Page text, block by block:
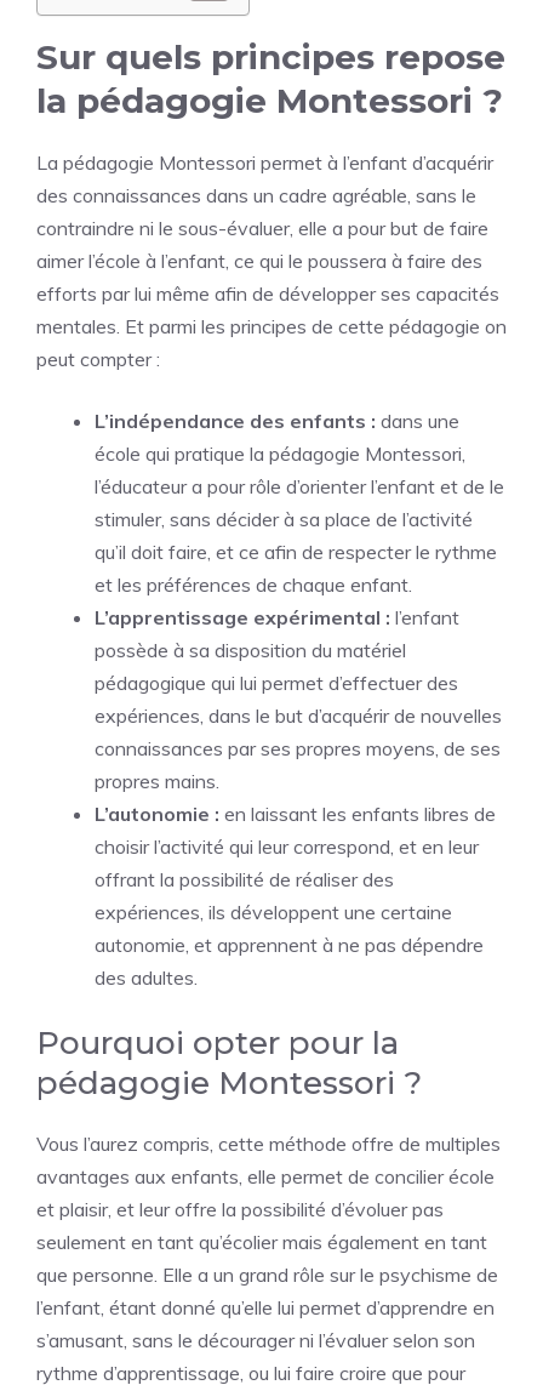
Sur quels principes repose
la pédagogie Montessori ?
La pédagogie Montessori permet à l’enfant d’acquérir
des connaissances dans un cadre agréable, sans le
contraindre ni le sous-évaluer, elle a pour but de faire
aimer l’école à l’enfant, ce qui le poussera à faire des
efforts par lui même afin de développer ses capacités
mentales. Et parmi les principes de cette pédagogie on
peut compter :
L’indépendance des enfants : dans une
école qui pratique la pédagogie Montessori,
l’éducateur a pour rôle d’orienter l’enfant et de le
stimuler, sans décider à sa place de l’activité
qu’il doit faire, et ce afin de respecter le rythme
et les préférences de chaque enfant.
L’apprentissage expérimental : l’enfant
possède à sa disposition du matériel
pédagogique qui lui permet d’effectuer des
expériences, dans le but d’acquérir de nouvelles
connaissances par ses propres moyens, de ses
propres mains.
L’autonomie : en laissant les enfants libres de
choisir l’activité qui leur correspond, et en leur
offrant la possibilité de réaliser des
expériences, ils développent une certaine
autonomie, et apprennent à ne pas dépendre
des adultes.
Pourquoi opter pour la
pédagogie Montessori ?
Vous l’aurez compris, cette méthode offre de multiples
avantages aux enfants, elle permet de concilier école
et plaisir, et leur offre la possibilité d’évoluer pas
seulement en tant qu’écolier mais également en tant
que personne. Elle a un grand rôle sur le psychisme de
l’enfant, étant donné qu’elle lui permet d’apprendre en
s’amusant, sans le décourager ni l’évaluer selon son
rythme d’apprentissage, ou lui faire croire que pour